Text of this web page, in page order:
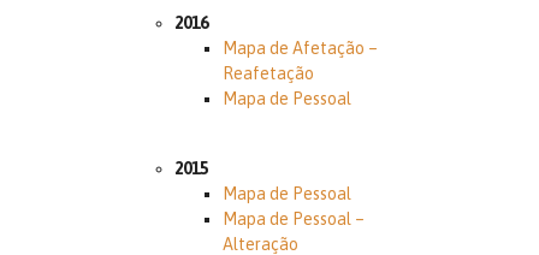
2016
Mapa de Afetação –
Reafetação
Mapa de Pessoal
2015
Mapa de Pessoal
Mapa de Pessoal –
Alteração